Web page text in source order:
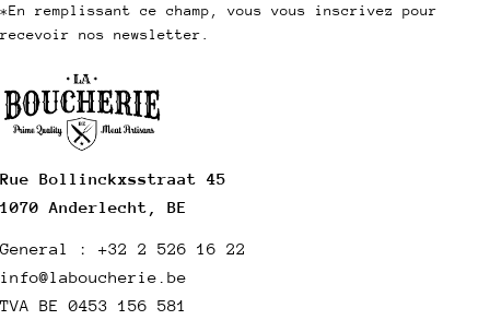
Rue Bollinckxsstraat 45
1070 Anderlecht, BE
General : +32 2 526 16 22
info@laboucherie.be
TVA BE 0453 156 581
*En remplissant ce champ, vous vous inscrivez pour
recevoir nos newsletter.